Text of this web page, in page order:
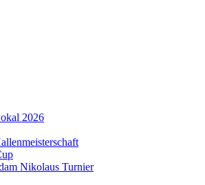
2026
Nikolaus Turnier